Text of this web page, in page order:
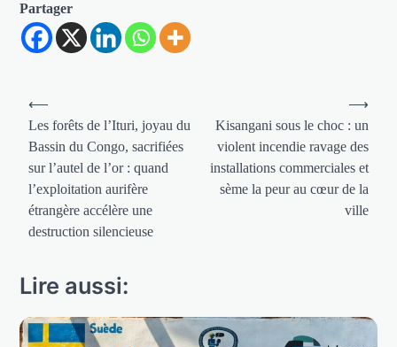
Partager
Navigation
de
l’article
⟵
Les forêts de l’Ituri, joyau du
Bassin du Congo, sacrifiées
sur l’autel de l’or : quand
l’exploitation aurifère
étrangère accélère une
destruction silencieuse
Kisangani sous le choc : un
violent incendie ravage des
installations commerciales et
sème la peur au cœur de la
ville
⟶
Lire aussi: